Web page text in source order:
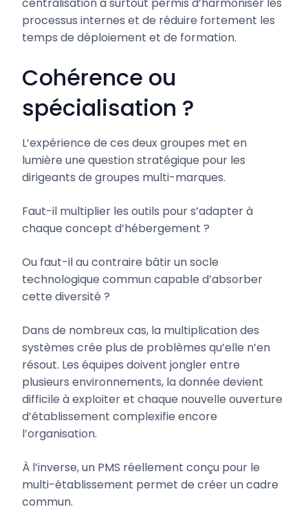
centralisation a surtout permis d’harmoniser les
processus internes et de réduire fortement les
temps de déploiement et de formation.
Cohérence ou
spécialisation ?
L’expérience de ces deux groupes met en
lumière une question stratégique pour les
dirigeants de groupes multi-marques.
Faut-il multiplier les outils pour s’adapter à
chaque concept d’hébergement ?
Ou faut-il au contraire bâtir un socle
technologique commun capable d’absorber
cette diversité ?
Dans de nombreux cas, la multiplication des
systèmes crée plus de problèmes qu’elle n’en
résout. Les équipes doivent jongler entre
plusieurs environnements, la donnée devient
difficile à exploiter et chaque nouvelle ouverture
d’établissement complexifie encore
l’organisation.
À l’inverse, un PMS réellement conçu pour le
multi-établissement permet de créer un cadre
commun.